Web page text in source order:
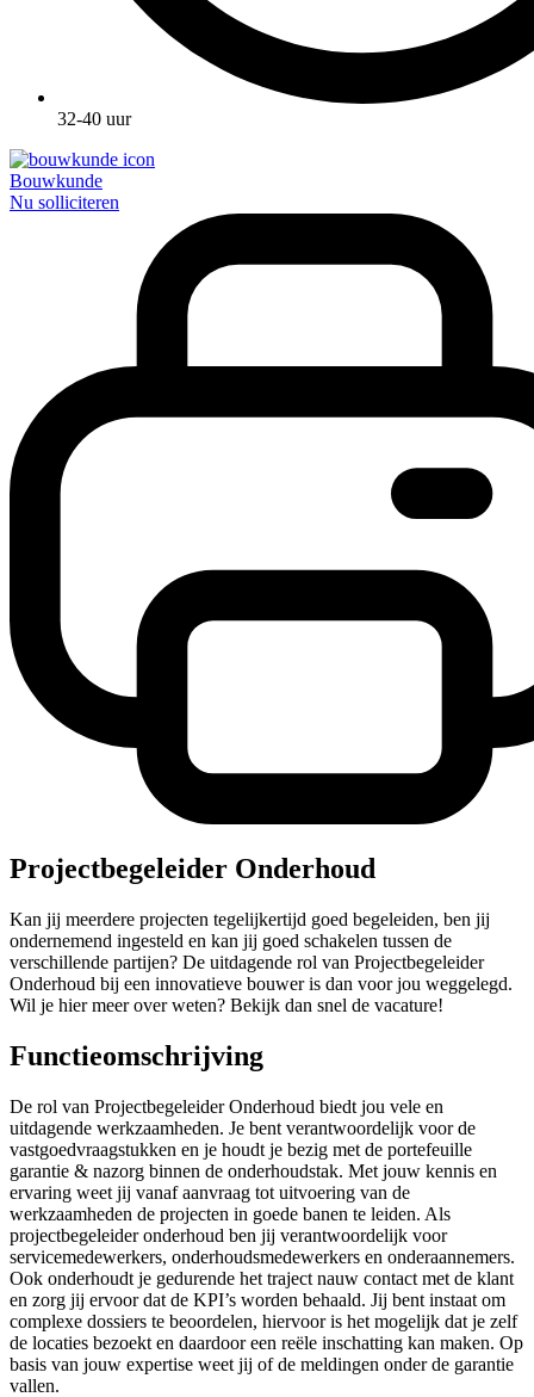
32-40 uur
Bouwkunde
Nu solliciteren
Projectbegeleider Onderhoud
Kan jij meerdere projecten tegelijkertijd goed begeleiden, ben jij
ondernemend ingesteld en kan jij goed schakelen tussen de
verschillende partijen? De uitdagende rol van Projectbegeleider
Onderhoud bij een innovatieve bouwer is dan voor jou weggelegd.
Wil je hier meer over weten? Bekijk dan snel de vacature!
Functieomschrijving
De rol van Projectbegeleider Onderhoud biedt jou vele en
uitdagende werkzaamheden. Je bent verantwoordelijk voor de
vastgoedvraagstukken en je houdt je bezig met de portefeuille
garantie & nazorg binnen de onderhoudstak. Met jouw kennis en
ervaring weet jij vanaf aanvraag tot uitvoering van de
werkzaamheden de projecten in goede banen te leiden. Als
projectbegeleider onderhoud ben jij verantwoordelijk voor
servicemedewerkers, onderhoudsmedewerkers en onderaannemers.
Ook onderhoudt je gedurende het traject nauw contact met de klant
en zorg jij ervoor dat de KPI’s worden behaald. Jij bent instaat om
complexe dossiers te beoordelen, hiervoor is het mogelijk dat je zelf
de locaties bezoekt en daardoor een reële inschatting kan maken. Op
basis van jouw expertise weet jij of de meldingen onder de garantie
vallen.